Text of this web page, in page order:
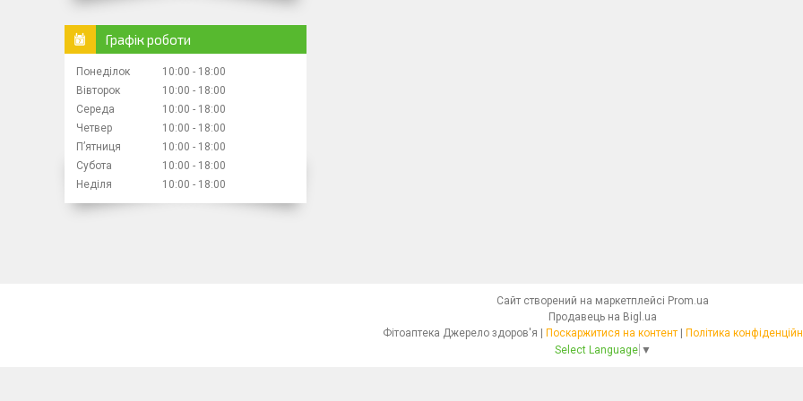
Графік роботи
Понеділок 10:00
18:00
Вівторок
10:00
18:00
Середа
10:00
18:00
Четвер
10:00
18:00
Пʼятниця
10:00
18:00
Субота
10:00
18:00
Неділя
10:00 18:00
Сайт створений на маркетплейсі Prom.ua
Продавець на Bigl.ua
Поскаржитися на контент
Політика
Select Language ▼